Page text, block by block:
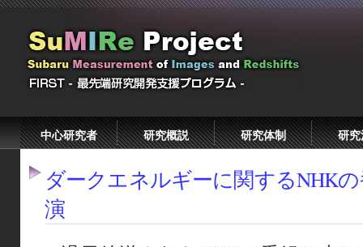
中心研究者 研究概説 研究体制 研究
ダークエネルギーに関するNHK
演